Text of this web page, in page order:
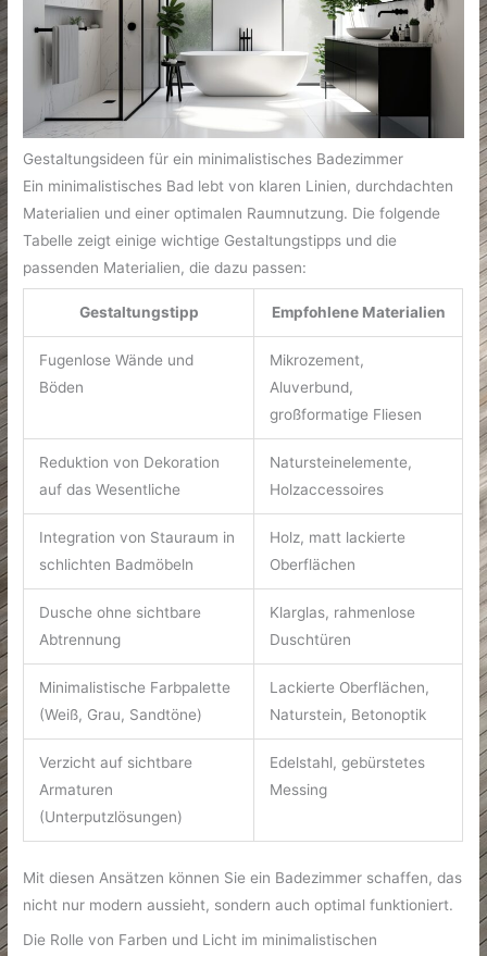
Gestaltungsideen für ein minimalistisches Badezimmer
Ein minimalistisches Bad lebt von klaren Linien, durchdachten
Materialien und einer optimalen Raumnutzung. Die folgende
Tabelle zeigt einige wichtige Gestaltungstipps und die
passenden Materialien, die dazu passen:
Gestaltungstipp Empfohlene Materialien
Fugenlose Wände und
Böden
Mikrozement,
Aluverbund,
großformatige Fliesen
Reduktion von Dekoration
auf das Wesentliche
Natursteinelemente,
Holzaccessoires
Integration von Stauraum in
schlichten Badmöbeln
Holz, matt lackierte
Oberflächen
Dusche ohne sichtbare
Abtrennung
Klarglas, rahmenlose
Duschtüren
Minimalistische Farbpalette
(Weiß, Grau, Sandtöne)
Lackierte Oberflächen,
Naturstein, Betonoptik
Verzicht auf sichtbare
Armaturen
(Unterputzlösungen)
Edelstahl, gebürstetes
Messing
Mit diesen Ansätzen können Sie ein Badezimmer schaffen, das
nicht nur modern aussieht, sondern auch optimal funktioniert.
Die Rolle von Farben und Licht im minimalistischen